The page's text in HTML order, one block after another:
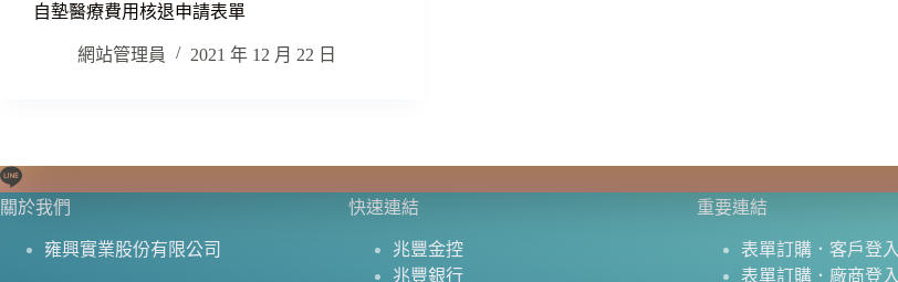
自墊醫療費用核退申請表單
網站管理員 2021 年 12 月 22 日
關於我們
雍興實業股份有限公司
快速連結
兆豐金控
兆豐銀行
重要連結
表單訂購．客戶登入
表單訂購．廠商登入